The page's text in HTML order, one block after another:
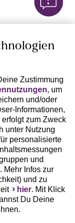
und 10% Rabatt
Zustimmung
, um
und/oder
Informationen,
zum Zweck
unter Nutzung
personalisierte
und
Mehr Infos zur
und zu
hier. Mit Klick
Du Deine